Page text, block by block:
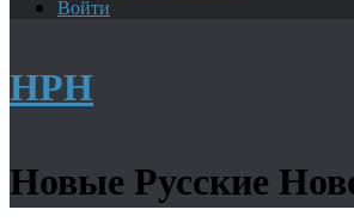
Войти
НРН
Новые Русские